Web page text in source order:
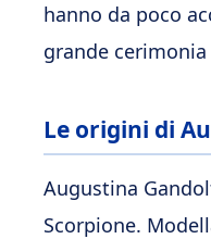
hanno da poco
grande
Le origini di
Augustina
Scorpione.